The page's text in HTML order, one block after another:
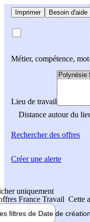
Imprimer Besoin
Métier, compétence,
Lieu de travail
Distance autour du
Rechercherdes offres
uniquement
France Travail Cette
filtres de Date de création
Créer une alerte